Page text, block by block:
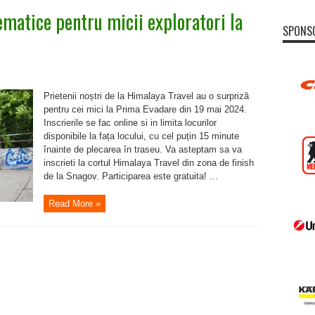
pentru micii exploratori la
Prietenii noștri de la Himalaya Travel au o surpriză
pentru cei mici la Prima Evadare din 19 mai 2024.
Inscrierile se fac online si in limita locurilor
disponibile la fața locului, cu cel puțin 15 minute
înainte de plecarea în traseu. Va asteptam sa va
inscrieti la cortul Himalaya Travel din zona de finish
de la Snagov. Participarea este gratuita! ...
Read More »